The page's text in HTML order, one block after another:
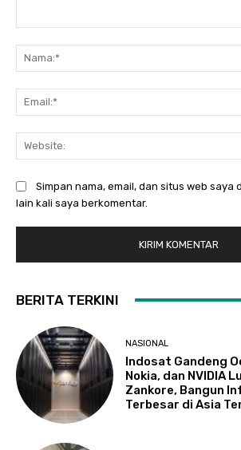
Simpan nama, email, dan situs web saya
lain kali saya berkomentar.
BERITA TERKINI
NASIONAL
Indosat Gandeng
Nokia, dan NVIDIA
Zankore, Bangun
Terbesar di Asia